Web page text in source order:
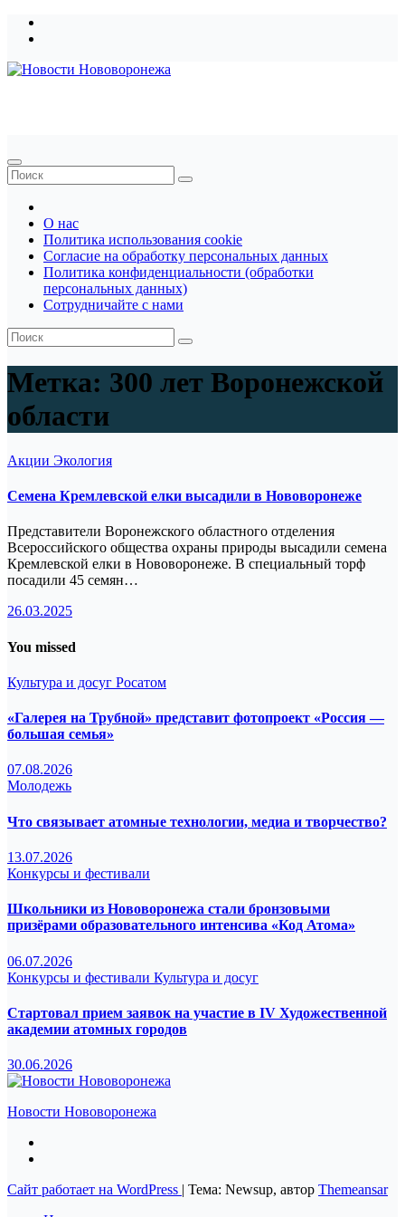
Перейти
О нас
Политика использования cookie
Согласие на обработку персональных данных
Политика конфиденциальности (обработки
персональных данных)
Сотрудничайте с нами
Метка: 300 лет Воронежской
области
Акции Экология
Семена Кремлевской елки высадили в Нововоронеже
Представители Воронежского областного отделения
Всероссийского общества охраны природы высадили семена
Кремлевской елки в Нововоронеже. В специальный торф
посадили 45 семян…
26.03.2025
You missed
Культура и досуг Росатом
«Галерея на Трубной» представит фотопроект «Россия —
большая семья»
07.08.2026
Молодежь
Что связывает атомные технологии, медиа и творчество?
13.07.2026
Конкурсы и фестивали
Школьники из Нововоронежа стали бронзовыми
призёрами образовательного интенсива «Код Атома»
06.07.2026
Конкурсы и фестивали Культура и досуг
Стартовал прием заявок на участие в IV Художественной
академии атомных городов
30.06.2026
Новости Нововоронежа
Сайт работает на WordPress | Тема: Newsup, автор Themeansar